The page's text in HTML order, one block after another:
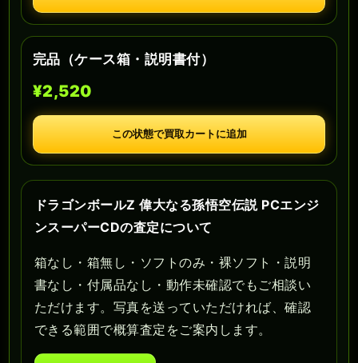
完品（ケース箱・説明書付）
¥2,520
この状態で買取カートに追加
ドラゴンボールZ 偉大なる孫悟空伝説 PCエンジ
ンスーパーCDの査定について
箱なし・箱無し・ソフトのみ・裸ソフト・説明
書なし・付属品なし・動作未確認でもご相談い
ただけます。写真を送っていただければ、確認
できる範囲で概算査定をご案内します。